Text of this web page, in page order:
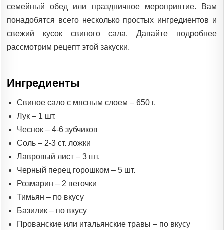
семейный обед или праздничное мероприятие. Вам
понадобятся всего несколько простых ингредиентов и
свежий кусок свиного сала. Давайте подробнее
рассмотрим рецепт этой закуски.
Ингредиенты
Свиное сало с мясным слоем – 650 г.
Лук – 1 шт.
Чеснок – 4-6 зубчиков
Соль – 2-3 ст. ложки
Лавровый лист – 3 шт.
Черный перец горошком – 5 шт.
Розмарин – 2 веточки
Тимьян – по вкусу
Базилик – по вкусу
Прованские или итальянские травы – по вкусу